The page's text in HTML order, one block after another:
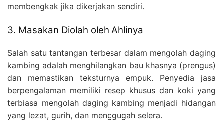
membengkak jika dikerjakan sendiri.
3. Masakan Diolah oleh Ahlinya
Salah satu tantangan terbesar dalam mengolah daging
kambing adalah menghilangkan bau khasnya (prengus)
dan memastikan teksturnya empuk. Penyedia jasa
berpengalaman memiliki resep khusus dan koki yang
terbiasa mengolah daging kambing menjadi hidangan
yang lezat, gurih, dan menggugah selera.